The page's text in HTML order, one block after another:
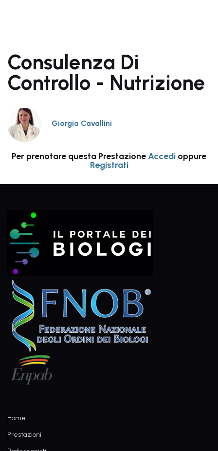
Consulenza Di
Controllo - Nutrizione
Giorgia Cavallini
Per prenotare questa Prestazione Accedi oppure
Registrati
Home
Prestazioni